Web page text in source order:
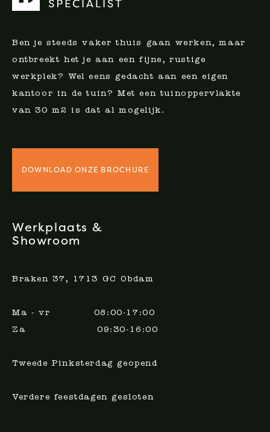
Ben je steeds vaker thuis gaan werken, maar
ontbreekt het je aan een fijne, rustige
werkplek? Wel eens gedacht aan een eigen
kantoor in de tuin? Met een tuinoppervlakte
van 30 m2 is dat al mogelijk.
DOWNLOAD ONZE BROCHURE
Werkplaats &
Showroom
Braken 37, 1713 GC Obdam
Ma - vr 08:00-17:00
Za 09:30-16:00
Tweede Pinksterdag geopend
Verdere feestdagen gesloten